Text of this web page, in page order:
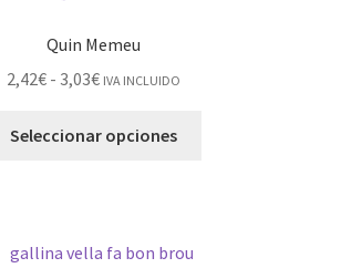
Quin Memeu
2,42€ - 3,03€ IVA INCLUIDO
Seleccionar opciones